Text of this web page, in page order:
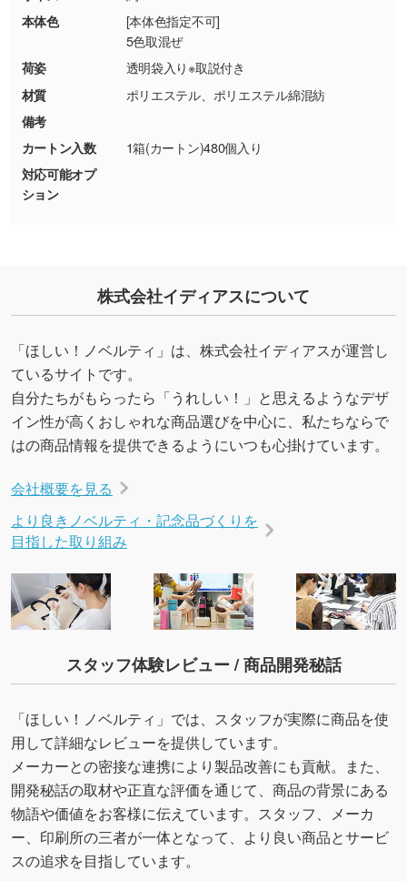
しく見る
・背景がある画像からキャラクター部分だけを
シンプルな背景のデータや、使いたいキャラク
り抜き処理が可能です。→詳しく見る
・持っているデータの背景が足りない／塗り足
能です。→詳しく見る
を生成してほしい
URLをご指定いただければ、QRコードを生成
いたします。配置のご相談にも応じています。
→詳しく見る
・商品到着後7日以上経過している場合
・お客様のご都合による返品・交換依頼(商
品・色・数量などの注文間違い等)
本体色
[本体色指定不可]
5色取混ぜ
荷姿
透明袋入り※取説付き
材質
ポリエステル、ポリエステル綿混紡
備考
カートン入数
1箱(カートン)480個入り
対応可能オプ
ション
株式会社イディアスについて
「ほしい！ノベルティ」は、株式会社イディアスが運営し
ているサイトです。
自分たちがもらったら「うれしい！」と思えるようなデザ
イン性が高くおしゃれな商品選びを中心に、私たちならで
はの商品情報を提供できるようにいつも心掛けています。
会社概要を見る
より良きノベルティ・記念品づくりを
目指した取り組み
スタッフ体験レビュー / 商品開発秘話
「ほしい！ノベルティ」では、スタッフが実際に商品を使
用して詳細なレビューを提供しています。
メーカーとの密接な連携により製品改善にも貢献。また、
開発秘話の取材や正直な評価を通じて、商品の背景にある
物語や価値をお客様に伝えています。スタッフ、メーカ
ー、印刷所の三者が一体となって、より良い商品とサービ
スの追求を目指しています。